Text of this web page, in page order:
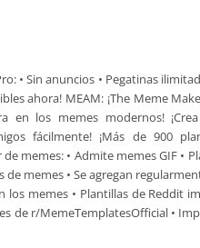
• Sin anuncios • Pegatinas
ahora! MEAM: ¡The Meme
en los memes modernos!
fácilmente! ¡Más de 900
memes: • Admite memes GIF •
de memes • Se agregan
los memes • Plantillas de Reddit
de r/MemeTemplatesOfficial •